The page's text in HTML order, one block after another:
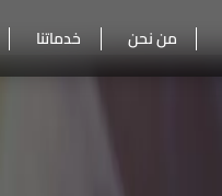
من نحن خدماتنا